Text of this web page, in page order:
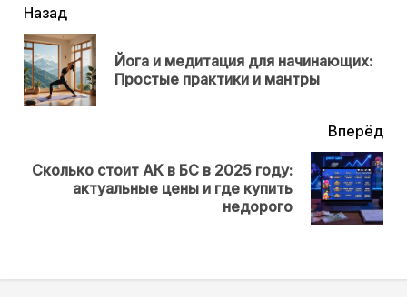
читать
еще
Назад
Йога и медитация для начинающих:
Простые практики и мантры
Вперёд
Next
Сколько стоит АК в БС в 2025 году:
актуальные цены и где купить
недорого